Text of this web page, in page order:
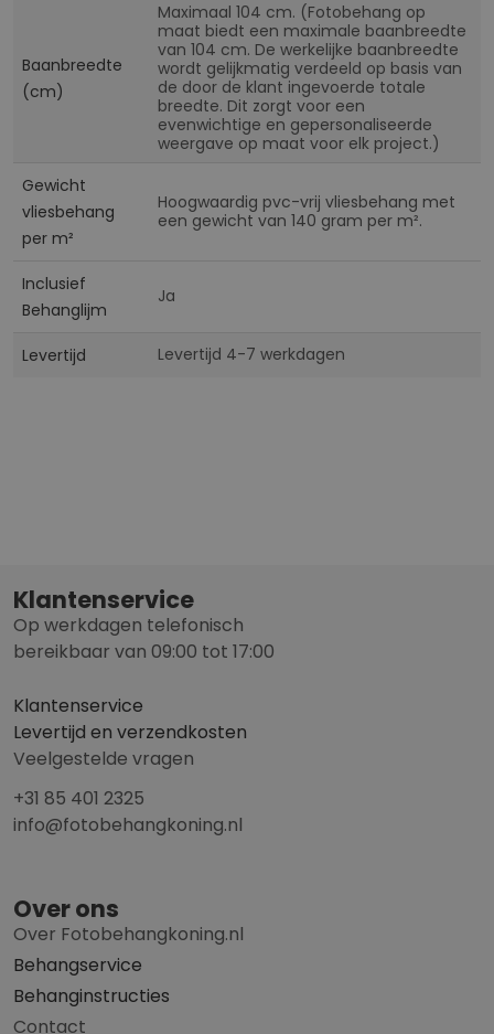
Baanbreedte
(cm)
Maximaal 104 cm. (Fotobehang op
maat biedt een maximale baanbreedte
van 104 cm. De werkelijke baanbreedte
wordt gelijkmatig verdeeld op basis van
de door de klant ingevoerde totale
breedte. Dit zorgt voor een
evenwichtige en gepersonaliseerde
weergave op maat voor elk project.)
Gewicht
vliesbehang
per m²
Hoogwaardig pvc-vrij vliesbehang met
een gewicht van 140 gram per m².
Inclusief
Behanglijm
Ja
Levertijd Levertijd 4-7 werkdagen
Klantenservice
Op werkdagen telefonisch
bereikbaar van 09:00 tot 17:00
Klantenservice
Levertijd en verzendkosten
Veelgestelde vragen
+31 85 401 2325
info@fotobehangkoning.nl
Over ons
Over Fotobehangkoning.nl
Behangservice
Behanginstructies
Contact